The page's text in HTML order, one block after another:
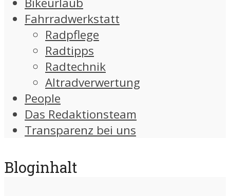
Fahrradwerkstatt
Radpflege
Radtipps
Radtechnik
Altradverwertung
People
Das Redaktionsteam
Transparenz bei uns
Bloginhalt